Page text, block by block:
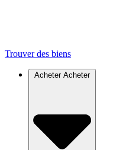
Trouver des biens
Acheter Acheter